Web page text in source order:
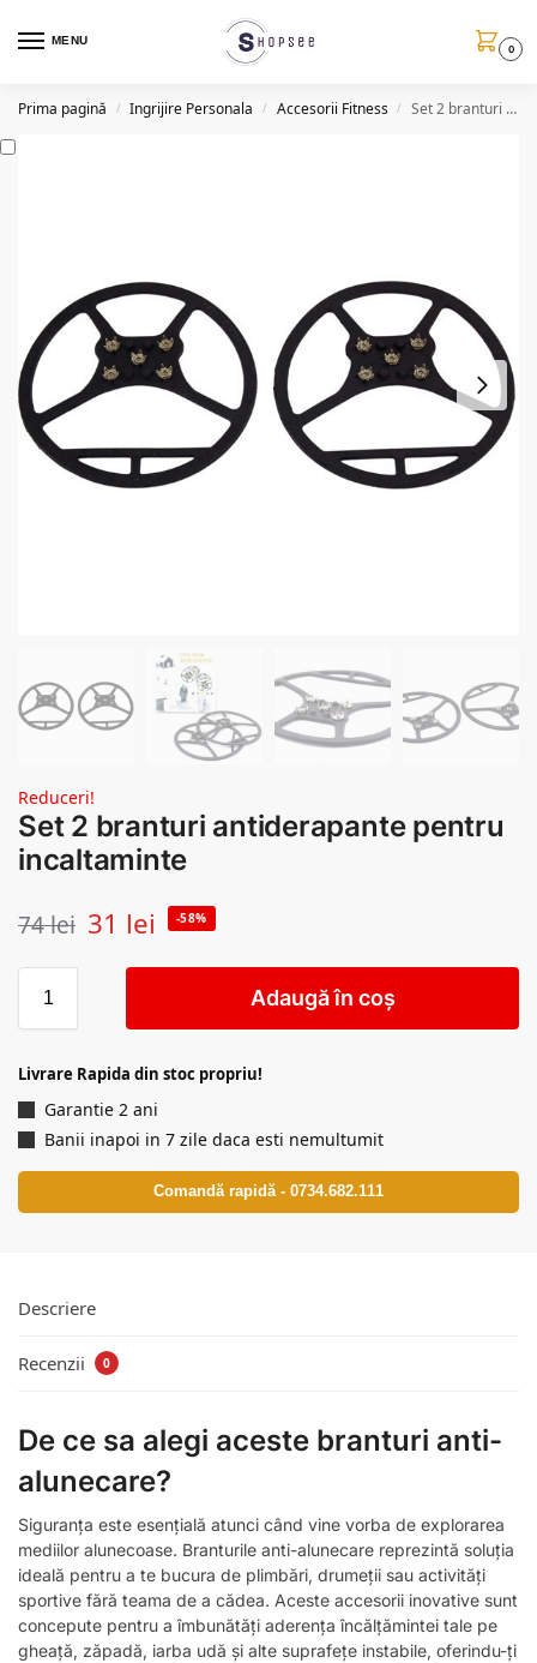
MENU
0
Prima pagină / Ingrijire Personala / Accesorii Fitness / Set 2 branturi antiderapante pentru incaltaminte
Reduceri!
Set 2 branturi antiderapante pentru
incaltaminte
74lei 31 lei -58%
Adaugă în coș
Livrare Rapida din stoc propriu!
Garantie 2 ani
Banii inapoi in 7 zile daca esti nemultumit
Comandă rapidă - 0734.682.111
Descriere
Recenzii 0
De ce sa alegi aceste branturi anti-
alunecare?
Siguranța este esențială atunci când vine vorba de explorarea
mediilor alunecoase. Branturile anti-alunecare reprezintă soluția
ideală pentru a te bucura de plimbări, drumeții sau activități
sportive fără teama de a cădea. Aceste accesorii inovative sunt
concepute pentru a îmbunătăți aderența încălțămintei tale pe
gheață, zăpadă, iarba udă și alte suprafețe instabile, oferindu-ți